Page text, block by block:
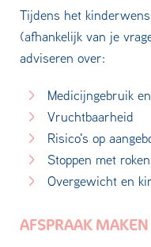
Tijdens het
(afhankelijk van je
adviseren over:
Medicijngebruik
Vruchtbaarheid
Risico's op
Stoppen met roken
Overgewicht en
AFSPRAAK MAKEN